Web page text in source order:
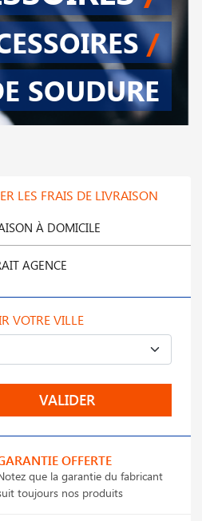
/
SOUDURE
LES FRAIS DE LIVRAISON
À DOMICILE
AGENCE
VOTRE VILLE
VALIDER
OFFERTE
que la garantie du fabricant
toujours nos produits